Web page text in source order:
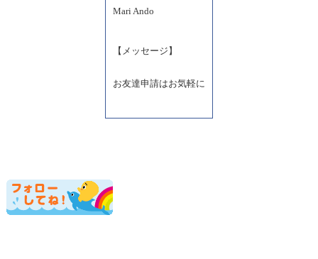
Mari Ando
【メッセージ】
お友達申請はお気軽に